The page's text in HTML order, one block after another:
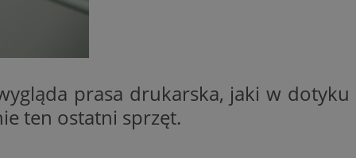
prasa drukarska, jaki w dotyku
ten ostatni sprzęt.
sesji.
ponieważ
na temat